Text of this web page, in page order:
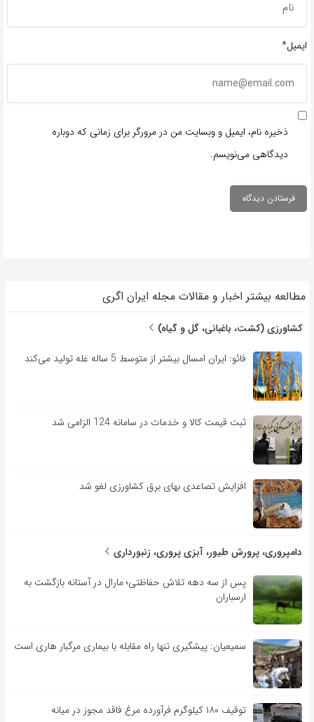
ایمیل*
ذخیره نام، ایمیل و وبسایت من در مرورگر برای زمانی که دوباره
دیدگاهی می‌نویسم.
مطالعه بیشتر اخبار و مقالات مجله ایران اگری
کشاورزی (کشت، باغبانی، گل و گیاه)
فائو: ایران امسال بیشتر از متوسط 5 ساله غله تولید می‌کند
ثبت قیمت کالا و خدمات در سامانه 124 الزامی شد
افزایش تصاعدی بهای برق کشاورزی لغو شد
دامپروری، پرورش طیور، آبزی پروری، زنبورداری
پس از سه دهه تلاش حفاظتی؛ مارال در آستانه بازگشت به
ارسباران
سمیعیان: پیشگیری تنها راه مقابله با بیماری مرگبار هاری است
توقیف ۱۸۰ کیلوگرم فرآورده مرغ فاقد مجوز در میانه